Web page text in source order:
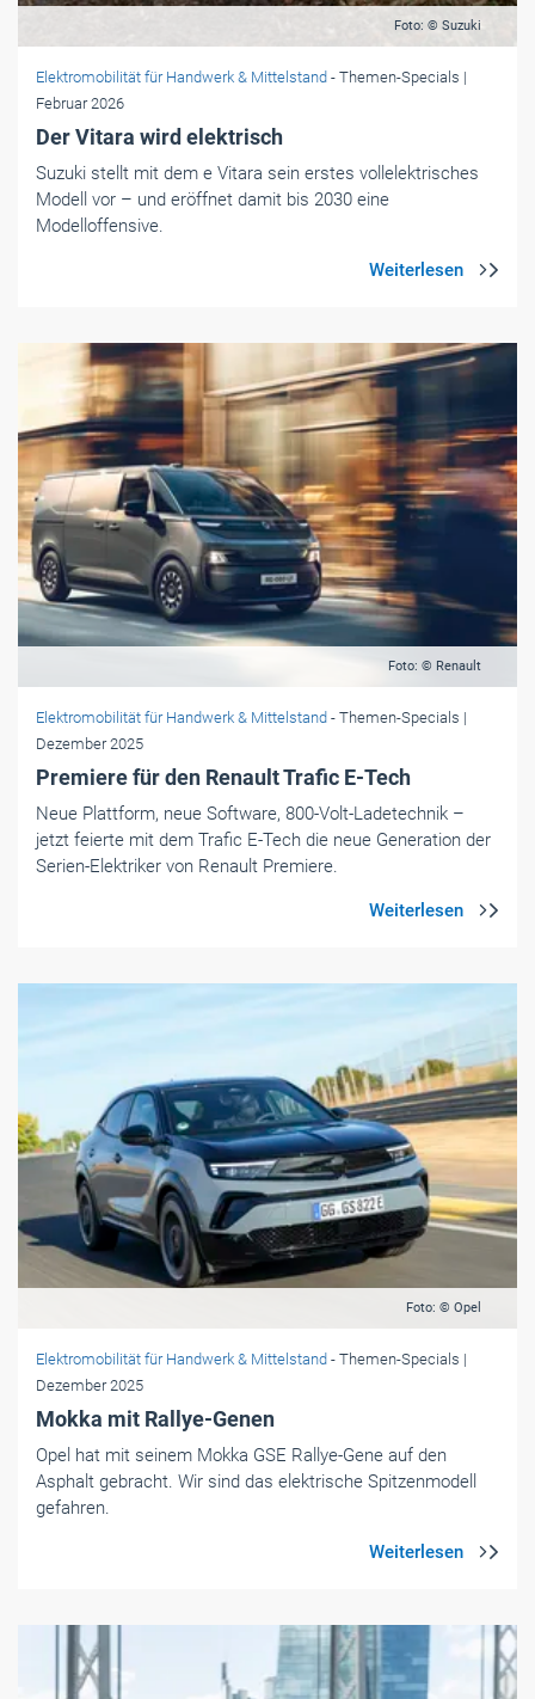
Suzuki stellt mit dem e Vitara sein erstes vollelektrisches
Modell vor – und eröffnet damit bis 2030 eine
Modelloffensive.
Foto: © Renault
Elektromobilität für Handwerk & Mittelstand- Themen-Specials
Dezember 2025
Premiere für den Renault Trafic E-Tech
Neue Plattform, neue Software, 800-Volt-Ladetechnik –
jetzt feierte mit dem Trafic E-Tech die neue Generation der
Serien-Elektriker von Renault Premiere.
Foto: © Opel
Elektromobilität für Handwerk & Mittelstand- Themen-Specials|
Dezember 2025
Mokka mit Rallye-Genen
Opel hat mit seinem Mokka GSE Rallye-Gene auf den
gefahren.